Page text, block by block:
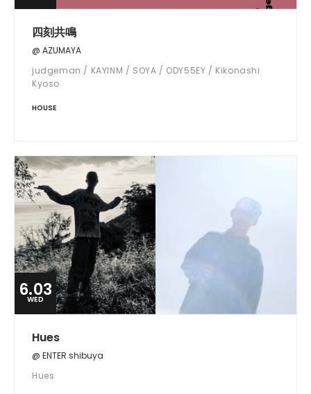
四刻共鳴
@ AZUMAYA
judgeman / KAYINM / SOYA / ODY55EY / Kikonashi
Kyoso
HOUSE
6.03
WED
Hues
@ ENTER shibuya
Hues